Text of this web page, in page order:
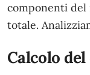
componenti
totale.
Calcolo